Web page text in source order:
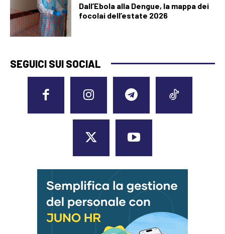
Dall’Ebola alla Dengue, la mappa dei
focolai dell’estate 2026
SEGUICI SUI SOCIAL